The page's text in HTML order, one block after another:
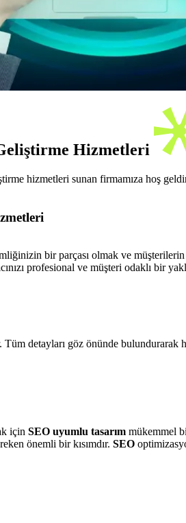
Hizmetleri
hizmetleri sunan firmamıza hoş
bir parçası olmak ve
profesional ve müşteri odaklı bir
Tüm detayları göz önünde bulundurarak
için SEO uyumlu tasarım mükemmel
önemli bir kısımdır. SEO